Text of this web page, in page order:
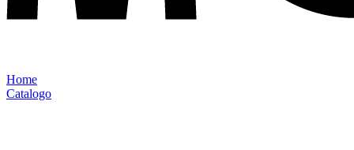
Home
Catalogo